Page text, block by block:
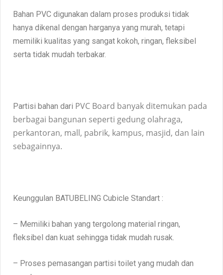
Bahan PVC digunakan dalam proses produksi tidak
hanya dikenal dengan harganya yang murah, tetapi
memiliki kualitas yang sangat kokoh, ringan, fleksibel
serta tidak mudah terbakar.
Partisi bahan dari PVC Board banyak ditemukan pada
berbagai bangunan seperti gedung olahraga,
perkantoran, mall, pabrik, kampus, masjid, dan lain
sebagainnya.
Keunggulan BATUBELING Cubicle Standart :
– Memiliki bahan yang tergolong material ringan,
fleksibel dan kuat sehingga tidak mudah rusak.
– Proses pemasangan partisi toilet yang mudah dan